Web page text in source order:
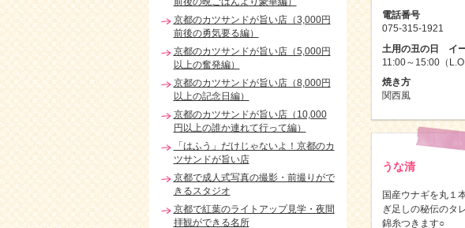
電話番号
075-315-1921
土用の丑の日 イ
11:00～15:00（
焼き方
関西風
うな清
国産ウナギを丸１
ぎ足しの秘伝のタ
錦糸つきます○
京都のカツサンドが旨い店（3,000円
前後の勇気要る編）
京都のカツサンドが旨い店（5,000円
以上の奮発編）
京都のカツサンドが旨い店（8,000円
以上の記念日編）
京都のカツサンドが旨い店（10,000
円以上の誰か連れて行って編）
「はふう」だけじゃないよ！京都のカ
ツサンドが旨い店
京都で成人式写真の撮影・前撮りがで
きるスタジオ
京都で紅葉のライトアップ見学・夜間
拝観ができる名所